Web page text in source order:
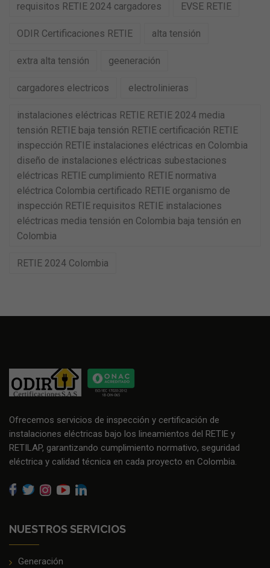
requisitos RETIE 2024 cargadores EVSE RETIE
ODIR Certificaciones RETIE alta tensión
extra alta tensión geeneración
cargadores electricos electrolinieras
instalaciones eléctricas RETIE RETIE 2024 media
tensión RETIE baja tensión RETIE certificación RETIE
inspección RETIE instalaciones eléctricas en Colombia
diseño de instalaciones eléctricas subestaciones
eléctricas RETIE cumplimiento RETIE normativa
eléctrica Colombia certificado RETIE organismo de
inspección RETIE requisitos RETIE instalaciones
eléctricas media tensión en Colombia baja tensión en
Colombia
RETIE 2024 Colombia
Ofrecemos servicios de inspección y certificación de
instalaciones eléctricas bajo los lineamientos del RETIE y
RETILAP, garantizando cumplimiento normativo, seguridad
eléctrica y calidad técnica en cada proyecto en Colombia.
NUESTROS SERVICIOS
Generación